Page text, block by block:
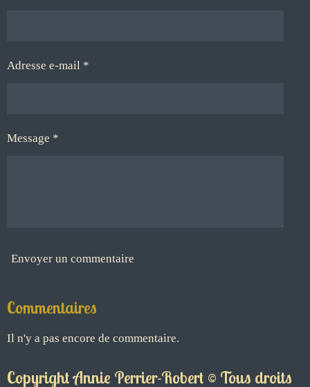
Adresse e-mail *
Message *
Envoyer un commentaire
Commentaires
Il n'y a pas encore de commentaire.
Copyright Annie Perrier-Robert © Tous droits